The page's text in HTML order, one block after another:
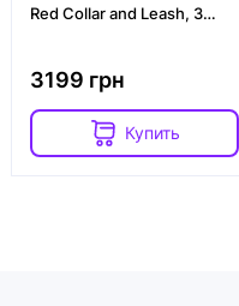
Red Collar and Leash, 3
3199 грн
Купить